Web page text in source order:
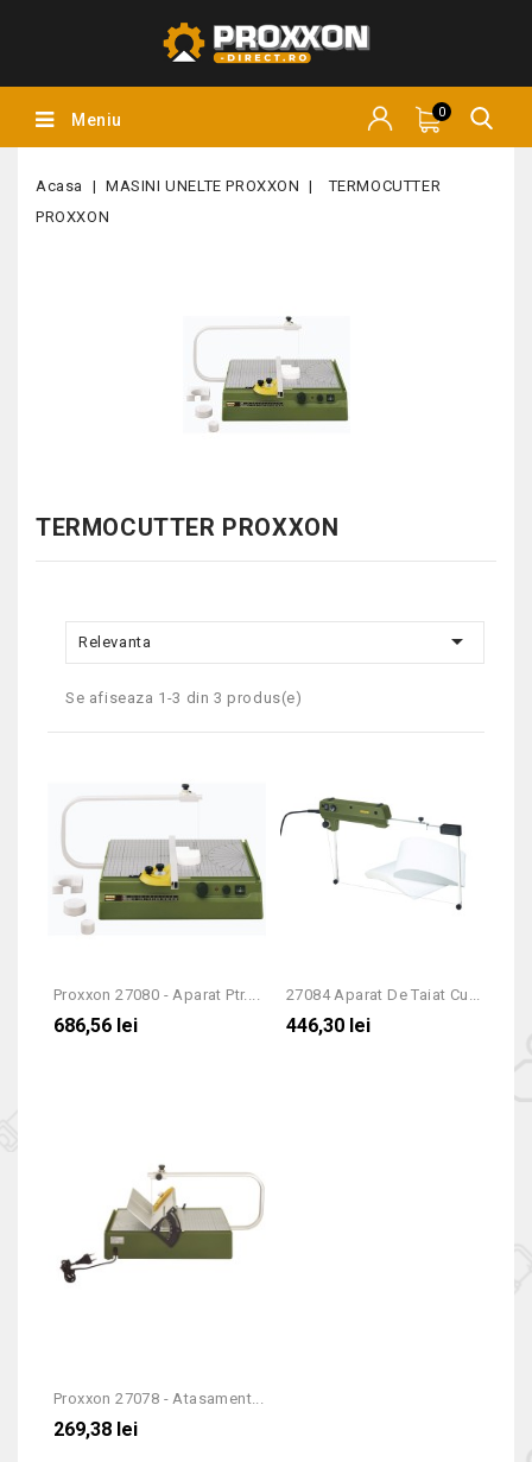
0
Meniu
Acasa MASINI UNELTE PROXXON
TERMOCUTTER
PROXXON
TERMOCUTTER PROXXON
Relevanta 
Se afiseaza 1-3 din 3 produs(e)
Proxxon 27080 - Aparat Ptr....
686,56 lei
27084 Aparat De Taiat Cu...
446,30 lei
Proxxon 27078 - Atasament...
269,38 lei